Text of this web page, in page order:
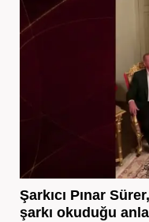
Şarkıcı Pınar
şarkı okuduğu